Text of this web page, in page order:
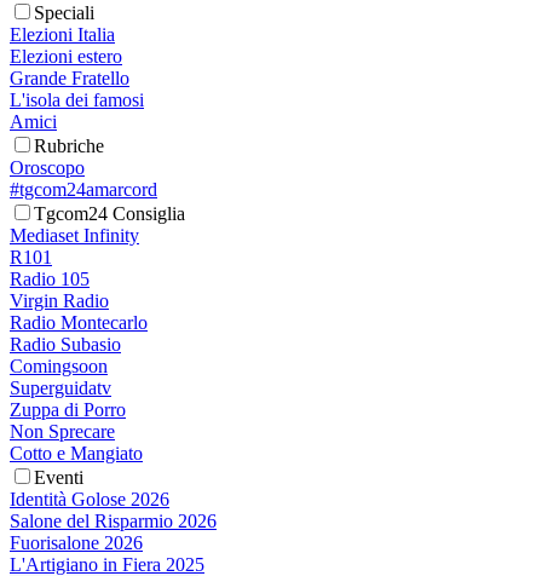
Speciali
Elezioni Italia
Elezioni estero
Grande Fratello
L'isola dei famosi
Amici
Rubriche
Oroscopo
#tgcom24amarcord
Tgcom24 Consiglia
Mediaset Infinity
R101
Radio 105
Virgin Radio
Radio Montecarlo
Radio Subasio
Comingsoon
Superguidatv
Zuppa di Porro
Non Sprecare
Cotto e Mangiato
Eventi
Identità Golose 2026
Salone del Risparmio 2026
Fuorisalone 2026
L'Artigiano in Fiera 2025